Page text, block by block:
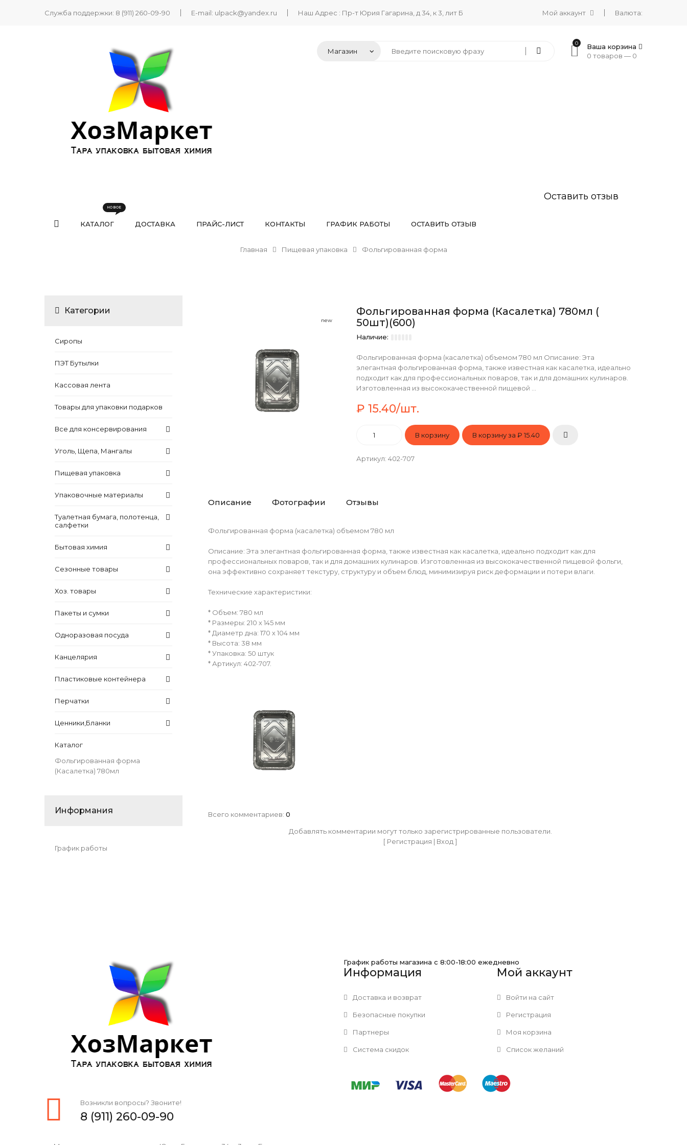
Служба поддержки: 8 (911) 260-09-90 E-mail: ulpack@yandex.ru Наш Адрес : Пр-т Юрия Гагарина, д 34, к 3, лит Б Мой аккаунт Валюта:
0
Ваша корзина
0 товаров — 0
Оставить отзыв
КАТАЛОГ ДОСТАВКА ПРАЙС-ЛИСТ КОНТАКТЫ ГРАФИК РАБОТЫ ОСТАВИТЬ ОТЗЫВ
Главная Пищевая упаковка Фольгированная форма
new
Фольгированная форма (Касалетка) 780мл (
50шт)(600)
Наличие:
Фольгированная форма (касалетка) объемом 780 мл Описание: Эта
элегантная фольгированная форма, также известная как касалетка, идеально
подходит как для профессиональных поваров, так и для домашних кулинаров.
Изготовленная из высококачественной пищевой ...
₽ 15.40/шт.
В корзину за ₽ 15.40
Артикул: 402-707
Описание Фотографии Отзывы
Фольгированная форма (касалетка) объемом 780 мл
Описание: Эта элегантная фольгированная форма, также известная как касалетка, идеально подходит как для
профессиональных поваров, так и для домашних кулинаров. Изготовленная из высококачественной пищевой фольги,
она эффективно сохраняет текстуру, структуру и объем блюд, минимизируя риск деформации и потери влаги.
Технические характеристики:
* Объем: 780 мл
* Размеры: 210 х 145 мм
* Диаметр дна: 170 х 104 мм
* Высота: 38 мм
* Упаковка: 50 штук
* Артикул: 402-707.
Всего комментариев:0
Добавлять комментарии могут только зарегистрированные пользователи.
[ Регистрация | Вход ]
Категории
Сиропы
ПЭТ Бутылки
Кассовая лента
Товары для упаковки подарков
Все для консервирования
Уголь, Щепа, Мангалы
Пищевая упаковка
Упаковочные материалы
Туалетная бумага, полотенца,
салфетки
Бытовая химия
Сезонные товары
Хоз. товары
Пакеты и сумки
Одноразовая посуда
Канцелярия
Пластиковые контейнера
Перчатки
Ценники,Бланки
Каталог
Фольгированная форма
(Касалетка) 780мл
Информания
График работы
Возникли вопросы? Звоните!
8 (911) 260-09-90
График работы магазина с 8:00-18:00 ежедневно
Информация
Доставка и возврат
Безопасные покупки
Партнеры
Система скидок
Мой аккаунт
Войти на сайт
Регистрация
Моя корзина
Список желаний